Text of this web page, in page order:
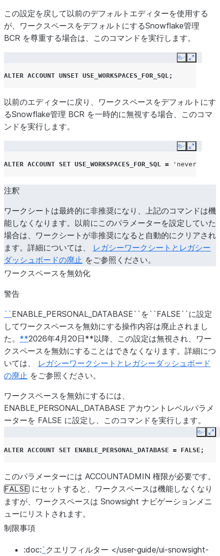
この設定を戻して以前のデフォルトエディターを使用する
が、ワークスペースをデフォルトにするSnowflake管理
BCR を尊重する場合は、このコマンドを実行します。
CopyExpand
ALTER ACCOUNT UNSET USE_WORKSPACES_FOR_SQL ;
以前のエディターに戻り、ワークスペースをデフォルトにす
るSnowflake管理 BCR を一時的に無視する場合、このコマ
ンドを実行します。
CopyExpand
ALTER ACCOUNT SET USE_WORKSPACES_FOR_SQL = 'never'
注釈
ワークシートは最終的に非推奨になり、上記のコマンドは機
能しなくなります。以前にこのパラメーターを設定していた
場合は、ワークシートが非推奨になると自動的にクリアされ
ます。詳細については、 レガシーワークシートとレガシー
ダッシュボードの廃止 をご参照ください。
ワークスペースを無効化
警告
``ENABLE_PERSONAL_DATABASE``を``FALSE``に設定
してワークスペースを無効にする操作内容は廃止されまし
た。 **2026年4月20日**以降、この設定は無視され、ワー
クスペースを無効にすることはできなくなります。詳細につ
いては、 レガシーワークシートとレガシーダッシュボード
の廃止 をご参照ください。
ワークスペースを無効にするには、
ENABLE_PERSONAL_DATABASE アカウントレベルパラメ
ーターを FALSE に設定し、このコマンドを実行します。
Copy
ALTER ACCOUNT SET ENABLE_PERSONAL_DATABASE = FALSE ;
このパラメーターには ACCOUNTADMIN 権限が必要です。
FALSE にセットすると、ワークスペースは機能しなくなり
ますが、ワークスペースは Snowsight ナビゲーションメニ
ューにリストされます。
制限事項
:doc:` クエリフィルター </user-guide/ui-snowsight-